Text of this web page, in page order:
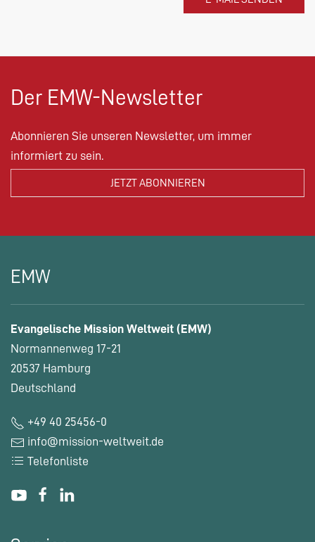
Der EMW-Newsletter
Abonnieren Sie unseren Newsletter, um immer
informiert zu sein.
EMW
Evangelische Mission Weltweit (EMW)
Normannenweg 17-21
20537 Hamburg
Deutschland
+49 40 25456-0
info@mission-weltweit.de
Telefonliste